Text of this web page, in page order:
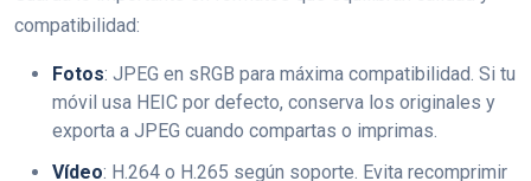
compatibilidad:
Fotos: JPEG en sRGB para máxima compatibilidad. Si tu
móvil usa HEIC por defecto, conserva los originales y
exporta a JPEG cuando compartas o imprimas.
Vídeo: H.264 o H.265 según soporte. Evita recomprimir